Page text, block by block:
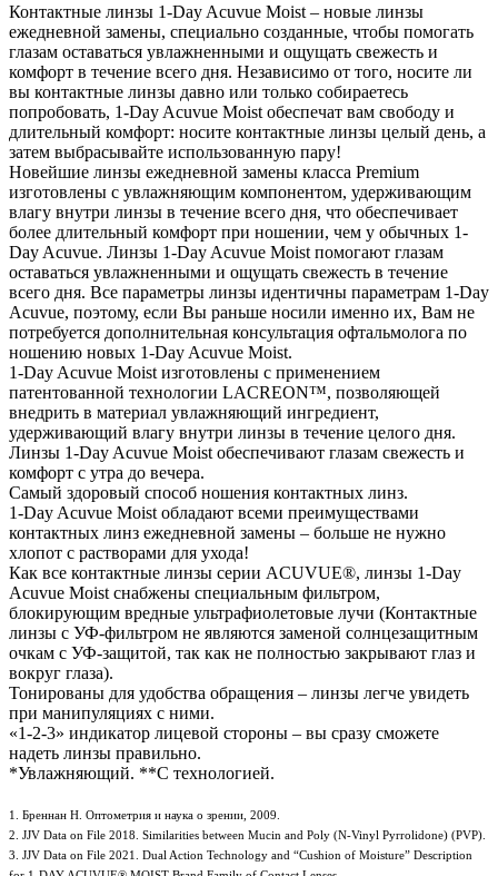
Контактные линзы 1-Day Acuvue Moist – новые линзы
ежедневной замены, специально созданные, чтобы помогать
глазам оставаться увлажненными и ощущать свежесть и
комфорт в течение всего дня. Независимо от того, носите ли
вы контактные линзы давно или только собираетесь
попробовать, 1-Day Acuvue Moist обеспечат вам свободу и
длительный комфорт: носите контактные линзы целый день, а
затем выбрасывайте использованную пару!
Новейшие линзы ежедневной замены класса Premium
изготовлены с увлажняющим компонентом, удерживающим
влагу внутри линзы в течение всего дня, что обеспечивает
более длительный комфорт при ношении, чем у обычных 1-
Day Acuvue. Линзы 1-Day Acuvue Moist помогают глазам
оставаться увлажненными и ощущать свежесть в течение
всего дня. Все параметры линзы идентичны параметрам 1-Day
Acuvue, поэтому, если Вы раньше носили именно их, Вам не
потребуется дополнительная консультация офтальмолога по
ношению новых 1-Day Acuvue Moist.
1-Day Acuvue Moist изготовлены с применением
патентованной технологии LACREON™, позволяющей
внедрить в материал увлажняющий ингредиент,
удерживающий влагу внутри линзы в течение целого дня.
Линзы 1-Day Acuvue Moist обеспечивают глазам свежесть и
комфорт с утра до вечера.
Самый здоровый способ ношения контактных линз.
1-Day Acuvue Moist обладают всеми преимуществами
контактных линз ежедневной замены – больше не нужно
хлопот с растворами для ухода!
Как все контактные линзы серии ACUVUE®, линзы 1-Day
Acuvue Moist снабжены специальным фильтром,
блокирующим вредные ультрафиолетовые лучи (Контактные
линзы с УФ-фильтром не являются заменой солнцезащитным
очкам с УФ-защитой, так как не полностью закрывают глаз и
вокруг глаза).
Тонированы для удобства обращения – линзы легче увидеть
при манипуляциях с ними.
«1-2-3» индикатор лицевой стороны – вы сразу сможете
надеть линзы правильно.
*Увлажняющий. **С технологией.
1. Бреннан Н. Оптометрия и наука о зрении, 2009.
2. JJV Data on File 2018. Similarities between Mucin and Poly (N-Vinyl Pyrrolidone) (PVP).
3. JJV Data on File 2021. Dual Action Technology and “Cushion of Moisture” Description